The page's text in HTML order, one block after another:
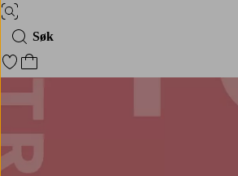
Bildesøk
Søk
Gå til favorittmerkede produkter
Gå til handlekurven